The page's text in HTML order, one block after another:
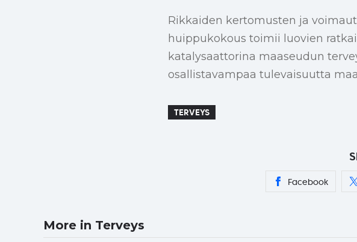
Rikkaiden kertomusten ja
huippukokous toimii luovien
katalysaattorina maaseudun
osallistavampaa tulevaisuutta
TERVEYS
Facebook
More in Terveys